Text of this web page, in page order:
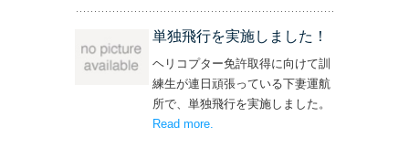
単独飛行を実施しました！
ヘリコプター免許取得に向けて訓
練生が連日頑張っている下妻運航
所で、単独飛行を実施しました。
Read more